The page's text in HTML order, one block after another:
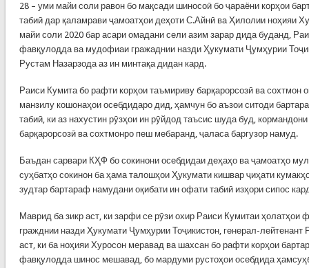
28 – уми майи соли равон бо мақсади шиносоӣ бо ҷараёни корҳои
табиӣ дар қаламрави ҷамоатҳои деҳоти С.Айнӣ ва Ҳилолии ноҳияи
майи соли 2020 бар асари омадани сели азим зарар дида буданд,
фавқулодда ва мудофиаи гражаднии назди Ҳукумати Ҷумҳурии
Рустам Назарзода аз ин минтақа дидан кард.
Раиси Кумита бо рафти корҳои таъмириву барқарорсозӣ ва сохтмон
манзилу кошонаҳои осебдидаро дид, ҳамчун бо аъзои ситоди
табиӣ, ки аз нахустин рӯзҳои ин рӯйдод таъсис шуда буд,
барқарорсозӣ ва сохтмонро пеш мебаранд, ҷаласа баргузор намуд.
Баъдан сарвари КҲФ бо сокинони осебдидаи деҳаҳо ва ҷамоатҳо
суҳбатҳо сокинон ба ҳама талошҳои Ҳукумати кишвар ҷиҳати
зудтар бартараф намудани оқибати ин офати табиӣ изҳори сипос
Маврид ба зикр аст, ки зарфи се рӯзи охир Раиси Кумитаи
гражднии назди Ҳукумати Ҷумҳурии Тоҷикистон, генерал-
аст, ки ба ноҳияи Хуросон меравад ва шахсан бо рафти корҳои
фавқулодда шинос мешавад, бо мардуми рустоҳои осебдида